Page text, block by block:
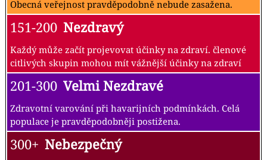
Obecná veřejnost pravděpodobně nebude zasažena.
151-200 Nezdravý
Každý může začít projevovat účinky na zdraví. členové
citlivých skupin mohou mít vážnější účinky na zdraví
201-300 Velmi Nezdravé
Zdravotní varování při havarijních podmínkách. Celá
populace je pravděpodobněji postižena.
300+ Nebezpečný